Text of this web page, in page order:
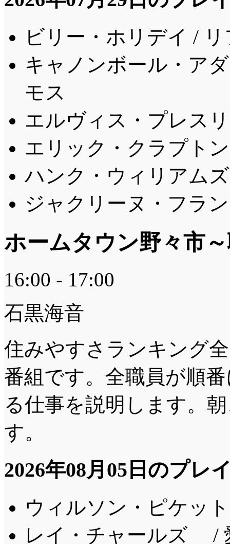
ビリー・ホリデイ /
キャノンボール・ア
モス
エルヴィス・プレス
エリック・クラプト
ハンク・ウィリアム
ジャクリーヌ・フラ
ホームタウン野々市
16:00 - 17:00
石黒海音
住みやすさランキング
番組です。全職員が順
る仕事を説明します。
す。
2026年08月05日のプレ
ウィルソン・ピケッ
レイ・チャールズ /